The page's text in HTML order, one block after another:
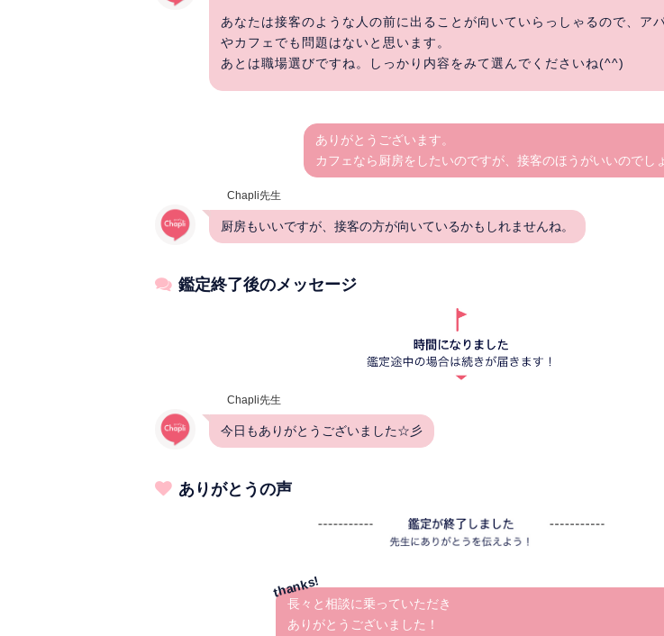
あなたは接客のような人の前に出ることが向いていらっしゃるので、ア
やカフェでも問題はないと思います。
あとは職場選びですね。しっかり内容をみて選んでくださいね(^^)
ありがとうございます。
カフェなら厨房をしたいのですが、接客のほうがいいのでし
Chapli先生
厨房もいいですが、接客の方が向いているかもしれませんね。
鑑定終了後のメッセージ
Chapli先生
今日もありがとうございました☆彡
ありがとうの声
長々と相談に乗っていただき
ありがとうございました！